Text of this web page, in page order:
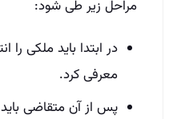
مراحل زیر طی شود:
در ابتدا باید ملکی
معرفی کرد.
پس از آن‌ متقاضی